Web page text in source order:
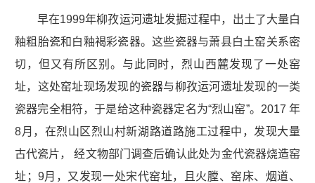
早在1999年柳孜运河遗址发掘过程中，出土了大量白
釉粗胎瓷和白釉褐彩瓷器。这些瓷器与萧县白土窑关系密
切，但又有所区别。与此同时，烈山西麓发现了一处窑
址，这处窑址现场发现的瓷器与柳孜运河遗址发现的一类
瓷器完全相符，于是给这种瓷器定名为“烈山窑”。2017 年
8月，在烈山区烈山村新湖路道路施工过程中，发现大量
古代瓷片， 经文物部门调查后确认此处为金代瓷器烧造窑
址；9月，又发现一处宋代窑址，且火膛、窑床、烟道、